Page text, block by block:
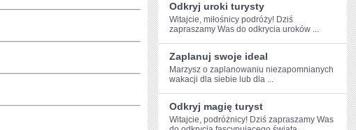
MA
PRAWO
KŁOPOTLIWA
Odkryj uroki turysty
Witajcie, miłośnicy podróży!⁤ Dziś
zapraszamy Was do odkrycia uroków ...
Zaplanuj swoje ideal
Marzysz o ‍zaplanowaniu⁢ niezapomnianych
wakacji dla siebie lub dla⁣ ...
Odkryj magię turyst
Witajcie, podróżnicy!​ Dziś zapraszamy Was